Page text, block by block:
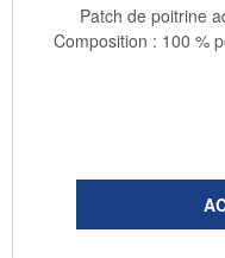
Patch de poitrine
Composition : 100 %